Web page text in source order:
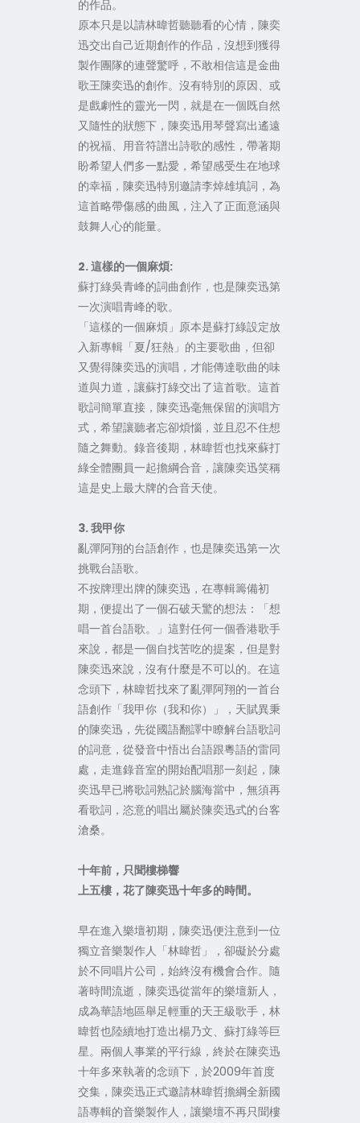
的作品。
原本只是以請林暐哲聽聽看的心情，陳奕
迅交出自己近期創作的作品，沒想到獲得
製作團隊的連聲驚呼，不敢相信這是金曲
歌王陳奕迅的創作。沒有特別的原因、或
是戲劇性的靈光一閃，就是在一個既自然
又隨性的狀態下，陳奕迅用琴聲寫出遙遠
的祝福、用音符譜出詩歌的感性，帶著期
盼希望人們多一點愛，希望感受生在地球
的幸福，陳奕迅特別邀請李焯雄填詞，為
這首略帶傷感的曲風，注入了正面意涵與
鼓舞人心的能量。
2. 這樣的一個麻煩:
蘇打綠吳青峰的詞曲創作，也是陳奕迅第
一次演唱青峰的歌。
「這樣的一個麻煩」原本是蘇打綠設定放
入新專輯「夏/狂熱」的主要歌曲，但卻
又覺得陳奕迅的演唱，才能傳達歌曲的味
道與力道，讓蘇打綠交出了這首歌。這首
歌詞簡單直接，陳奕迅毫無保留的演唱方
式，希望讓聽者忘卻煩惱，並且忍不住想
隨之舞動。錄音後期，林暐哲也找來蘇打
綠全體團員一起擔綱合音，讓陳奕迅笑稱
這是史上最大牌的合音天使。
3. 我甲你
亂彈阿翔的台語創作，也是陳奕迅第一次
挑戰台語歌。
不按牌理出牌的陳奕迅，在專輯籌備初
期，便提出了一個石破天驚的想法：「想
唱一首台語歌。」這對任何一個香港歌手
來說，都是一個自找苦吃的提案，但是對
陳奕迅來說，沒有什麼是不可以的。在這
念頭下，林暐哲找來了亂彈阿翔的一首台
語創作「我甲你（我和你）」，天賦異秉
的陳奕迅，先從國語翻譯中瞭解台語歌詞
的詞意，從發音中悟出台語跟粵語的雷同
處，走進錄音室的開始配唱那一刻起，陳
奕迅早已將歌詞熟記於腦海當中，無須再
看歌詞，恣意的唱出屬於陳奕迅式的台客
滄桑。
十年前，只聞樓梯響
上五樓，花了陳奕迅十年多的時間。
早在進入樂壇初期，陳奕迅便注意到一位
獨立音樂製作人「林暐哲」，卻礙於分處
於不同唱片公司，始終沒有機會合作。隨
著時間流逝，陳奕迅從當年的樂壇新人，
成為華語地區舉足輕重的天王級歌手，林
暐哲也陸續地打造出楊乃文、蘇打綠等巨
星。兩個人事業的平行線，終於在陳奕迅
十年多來執著的念頭下，於2009年首度
交集，陳奕迅正式邀請林暐哲擔綱全新國
語專輯的音樂製作人，讓樂壇不再只聞樓